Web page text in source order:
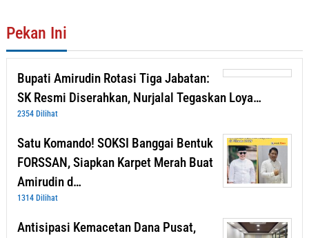
Pekan Ini
Bupati Amirudin Rotasi Tiga Jabatan:
SK Resmi Diserahkan, Nurjalal Tegaskan Loya…
2354 Dilihat
Satu Komando! SOKSI Banggai Bentuk
FORSSAN, Siapkan Karpet Merah Buat
Amirudin d…
1314 Dilihat
Antisipasi Kemacetan Dana Pusat,